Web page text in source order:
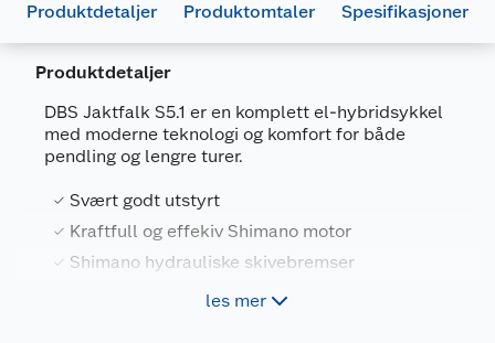
Produktdetaljer Produktomtaler Spesifikasjoner
Produktdetaljer
DBS Jaktfalk S5.1 er en komplett el-hybridsykkel
med moderne teknologi og komfort for både
pendling og lengre turer.
Svært godt utstyrt
Kraftfull og effekiv Shimano motor
Shimano hydrauliske skivebremser
les mer
Artikkelnummer
7332982040464
Leverandørens artikkelnummer
Størrelse
Farge
MØRK GRØNN MATT